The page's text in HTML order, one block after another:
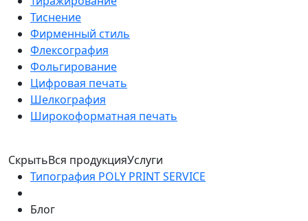
Тиснение
Фирменный стиль
Флексография
Фольгирование
Цифровая печать
Шелкография
Широкоформатная печать
СкрытьВся продукцияУслуги
Типография POLY PRINT SERVICE
Блог